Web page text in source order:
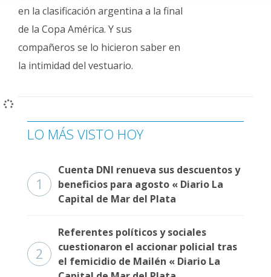
Fúnebres
en la clasificación argentina a la final
de la Copa América. Y sus
compañeros se lo hicieron saber en
la intimidad del vestuario.
LO MÁS VISTO HOY
1
Cuenta DNI renueva sus descuentos y
beneficios para agosto « Diario La
Capital de Mar del Plata
2
Referentes políticos y sociales
cuestionaron el accionar policial tras
el femicidio de Mailén « Diario La